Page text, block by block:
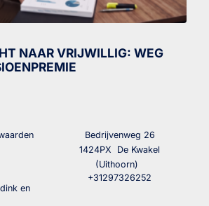
NAAR VRIJWILLIG: WEG
en
Bedrijvenweg 26
1424PX
De Kwakel
(Uithoorn)
+31297326252